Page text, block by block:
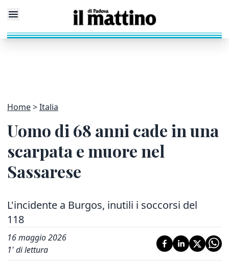
Home Italia
Uomo di 68 anni cade in una
scarpata e muore nel
Sassarese
L'incidente a Burgos, inutili i soccorsi del
118
16 maggio 2026
1' di lettura